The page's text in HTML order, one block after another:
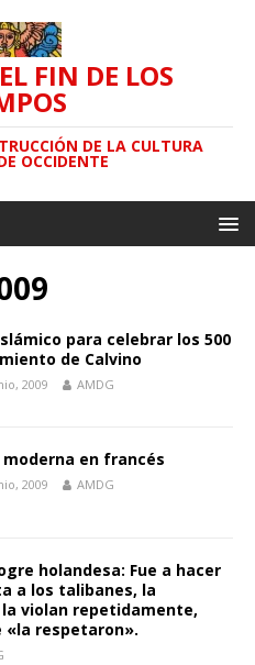
FIN DE LOS
DE LA CULTURA
OCCIDENTE
para celebrar los 500
de Calvino
2009 AMDG
moderna en francés
2009 AMDG
holandesa: Fue a hacer
a los talibanes, la
violan repetidamente,
«la respetaron».